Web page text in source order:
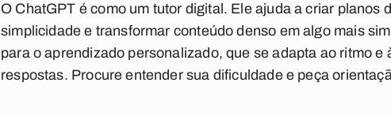
O ChatGPT é como um tutor digital. Ele ajuda a criar
simplicidade e transformar conteúdo denso em algo mais
para o aprendizado personalizado, que se adapta ao ritmo
respostas. Procure entender sua dificuldade e peça